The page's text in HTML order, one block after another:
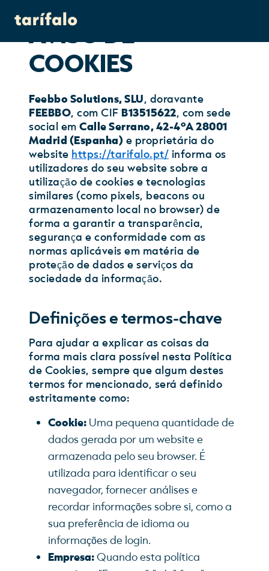
AVISO DE
COOKIES
Feebbo Solutions, SLU, doravante
FEEBBO, com CIF B13515622, com sede
social em Calle Serrano, 42-4ºA 28001
Madrid (Espanha) e proprietária do
website https://tarifalo.pt/ informa os
utilizadores do seu website sobre a
utilização de cookies e tecnologias
similares (como pixels, beacons ou
armazenamento local no browser) de
forma a garantir a transparência,
segurança e conformidade com as
normas aplicáveis em matéria de
proteção de dados e serviços da
sociedade da informação.
Definições e termos-chave
Para ajudar a explicar as coisas da
forma mais clara possível nesta Política
de Cookies, sempre que algum destes
termos for mencionado, será definido
estritamente como:
Cookie: Uma pequena quantidade de
dados gerada por um website e
armazenada pelo seu browser. É
utilizada para identificar o seu
navegador, fornecer análises e
recordar informações sobre si, como a
sua preferência de idioma ou
informações de login.
Empresa: Quando esta política